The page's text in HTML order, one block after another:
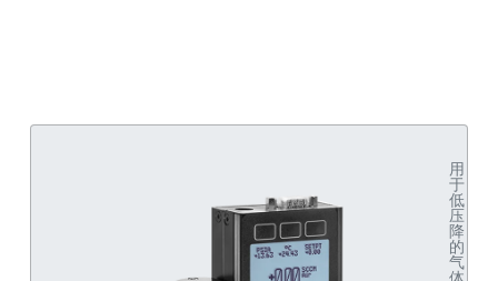
用
于
低
压
降
的
气
体